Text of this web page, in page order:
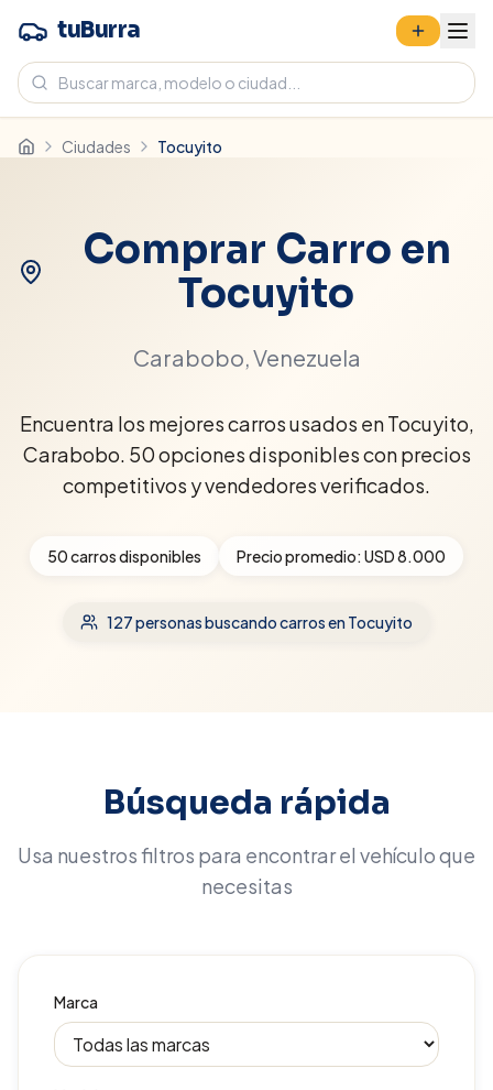
tuBurra
Ciudades Tocuyito
Comprar Carro en
Tocuyito
Carabobo, Venezuela
Encuentra los mejores carros usados en Tocuyito,
Carabobo. 50 opciones disponibles con precios
competitivos y vendedores verificados.
50carros disponibles Precio promedio: USD 8.000
127personas buscando carrosen Tocuyito
Búsqueda rápida
Usa nuestros filtros para encontrar el vehículo que
necesitas
Marca